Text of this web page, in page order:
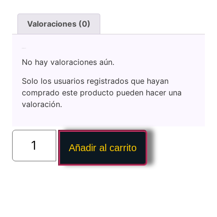
Valoraciones (0)
No hay valoraciones aún.
Solo los usuarios registrados que hayan
comprado este producto pueden hacer una
valoración.
Añadir al carrito